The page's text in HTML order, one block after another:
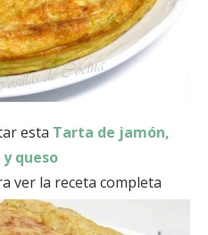
esta Tarta de jamón,
queso
ver la receta completa